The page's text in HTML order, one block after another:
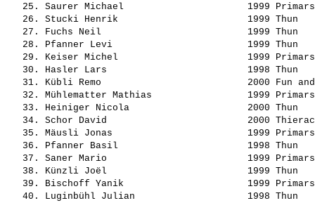
   25.
Saurer Michael
1999
   26.
Stucki Henrik
1999
   27.
Fuchs Neil
1999
   28.
Pfanner Levi
1999
   29.
Keiser Michel
1999
   30.
Hasler Lars
1998
   31.
Kübli Remo
2000 Fun
   32.
Mühlematter Mathias
1999
   33.
Heiniger Nicola
2000
   34.
Schor David
2000
   35.
Mäusli Jonas
1999
   36.
Pfanner Basil
1998
   37.
Saner Mario
1999
   38.
Künzli Joël
1999
   39.
Bischoff Yanik
1999
   40.
Luginbühl Julian
1998